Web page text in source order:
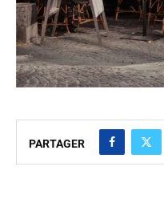
PARTAGER